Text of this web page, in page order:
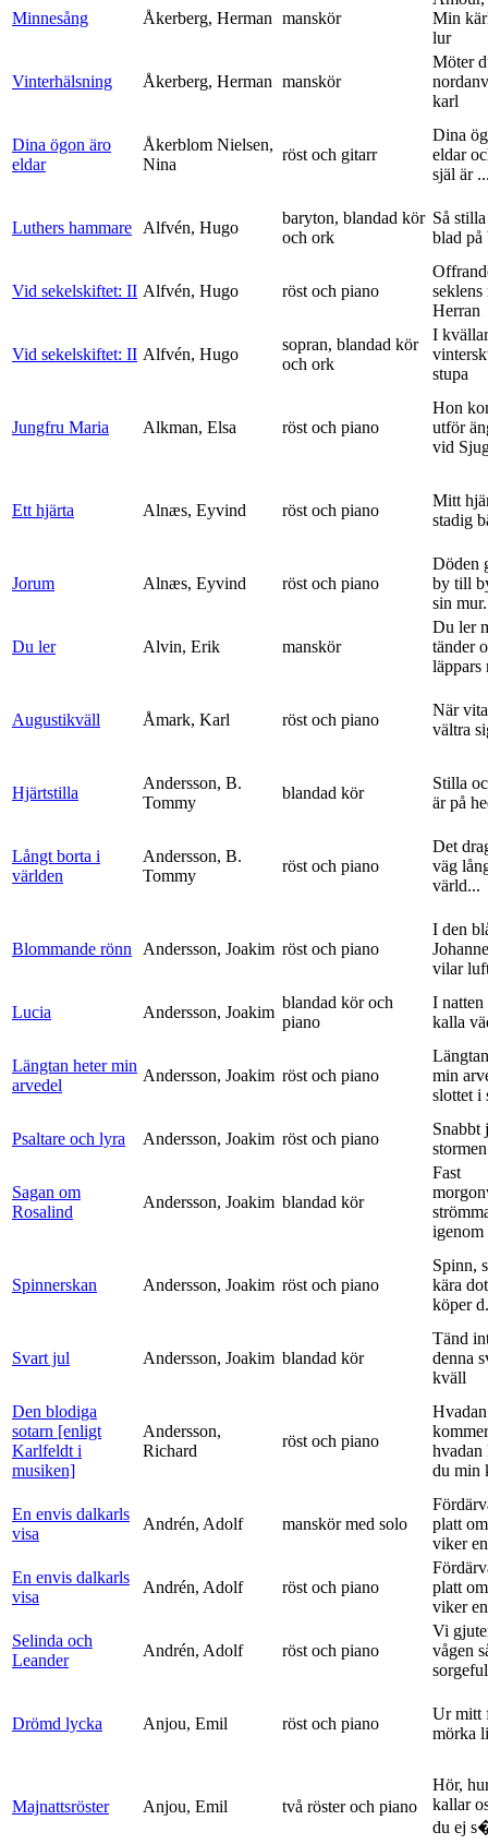
Minnesång Åkerberg, Herman manskör
Min
lur
Vinterhälsning Åkerberg, Herman manskör
Möter
karl
Dina ögon äro
eldar
Åkerblom Nielsen,
Nina
röst och gitarr
Dina
eldar
själ är
Luthers hammare Alfvén, Hugo
baryton, blandad kör
och ork
Så
blad på
Vid sekelskiftet: II Alfvén, Hugo röst och piano
Herran
Vid sekelskiftet: II Alfvén, Hugo
sopran, blandad kör
och ork
I
stupa
Jungfru Maria Alkman, Elsa röst och piano
Hon
utför
vid
Ett hjärta Alnæs, Eyvind röst och piano
Mitt
stadig
Jorum Alnæs, Eyvind röst och piano
Döden
by till
sin
Du ler Alvin, Erik manskör
Du ler
tänder
läppars
Augustikväll Åmark, Karl röst och piano
När
vältra
Hjärtstilla
Andersson, B.
Tommy
blandad kör
Stilla
är på
Långt borta i
världen
Andersson, B.
Tommy
röst och piano
Det
väg
värld...
Blommande rönn Andersson, Joakim röst och piano
I den
vilar
Lucia Andersson, Joakim
blandad kör och
piano
I natten
kalla
Längtan heter min
arvedel
Andersson, Joakim röst och piano
min
slottet i
Psaltare och lyra Andersson, Joakim röst och piano
Snabbt
Sagan om
Rosalind
Andersson, Joakim blandad kör
Fast
igenom
Spinnerskan Andersson, Joakim röst och piano
Spinn,
kära
köper
Svart jul Andersson, Joakim blandad kör
Tänd
denna
kväll
Den blodiga
sotarn [enligt
Karlfeldt i
musiken]
Andersson,
Richard
röst och piano
Hvadan
hvadan
du min
En envis dalkarls
visa
Andrén, Adolf manskör med solo
platt
viker
En envis dalkarls
visa
Andrén, Adolf röst och piano
platt
viker
Selinda och
Leander
Andrén, Adolf röst och piano
Vi
vågen
Drömd lycka Anjou, Emil röst och piano
Ur mitt
mörka
Majnattsröster Anjou, Emil två röster och piano
Hör,
kallar
du ej